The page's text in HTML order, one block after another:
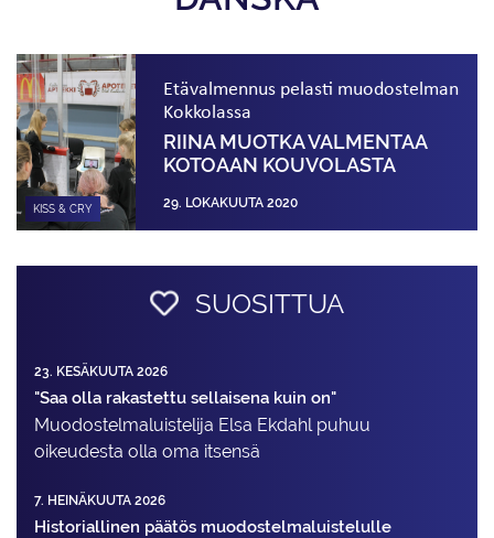
KISS & CRY
Etävalmennus pelasti muodostelman
Kokkolassa
RIINA MUOTKA VALMENTAA
KOTOAAN KOUVOLASTA
29. LOKAKUUTA 2020
SUOSITTUA
23. KESÄKUUTA 2026
"Saa olla rakastettu sellaisena kuin on"
Muodostelma­luistelija Elsa Ekdahl puhuu
oikeudesta olla oma itsensä
7. HEINÄKUUTA 2026
Historiallinen päätös muodostelmaluistelulle